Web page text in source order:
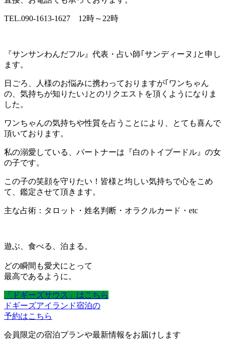
TEL.090-1613-1627 12時～22時
『サンサンわんだフル』代表・占い師｢サンディーヌ｣と申し
ます。
日ごろ、人様のお悩みに携わっておりますが｢ワンちゃん
の、気持ちが知りたい｣とのリクエストを頂くようになりま
した。
ワンちゃんの気持ちや性質を占うことにより、とても喜んで
頂いております。
私の溺愛している、パートナーは『白のトイプードル』の女
の子です。
この子の笑顔を守りたい！皆様と均しい気持ちで心をこめ
て、鑑定させて頂きます。
主な占術：タロット・姓名判断・オラクルカード・etc
遊ぶ、食べる、泊まる。
どの瞬間も愛犬にとって
最高であるように。
「ドギーズサウス」はこちら
ドギーズアイランド宿泊の
予約はこちら
会員限定の宿泊プランや最新情報をお届けします